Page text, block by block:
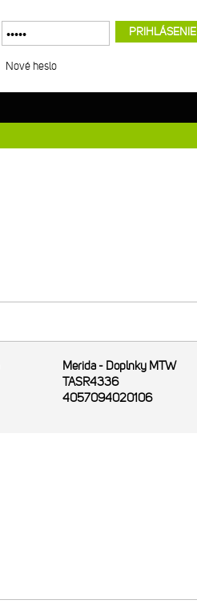
Merida - Doplnky MTW
TASR4336
4057094020106
PRIHLÁSENIE
Nové heslo